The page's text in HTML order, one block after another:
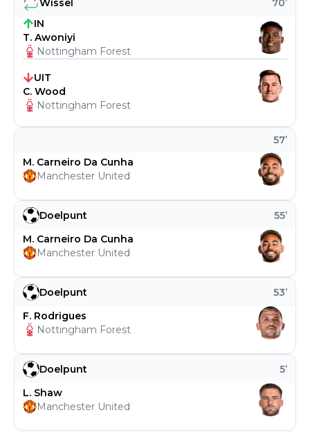
Doelpunt 5’
L. Shaw
Manchester United
Doelpunt 53’
F. Rodrigues
Nottingham Forest
Doelpunt 55’
M. Carneiro Da Cunha
Manchester United
57’
M. Carneiro Da Cunha
Manchester United
IN
T. Awoniyi
Nottingham Forest
UIT
C. Wood
Nottingham Forest